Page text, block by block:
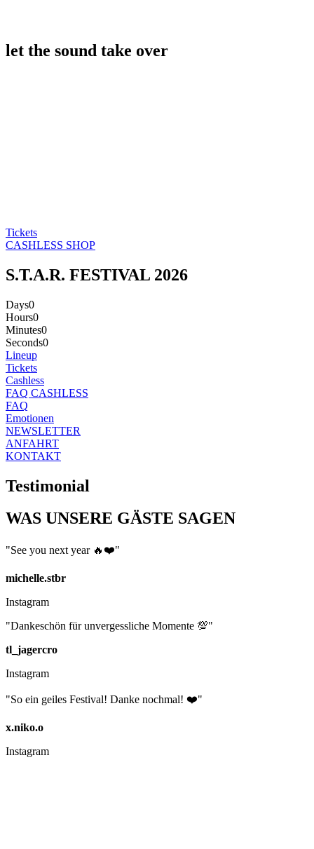
let the sound take over
Tickets
CASHLESS SHOP
S.T.A.R. FESTIVAL 2026
Days0
Hours0
Minutes0
Seconds0
Lineup
Tickets
Cashless
FAQ CASHLESS
FAQ
Emotionen
NEWSLETTER
ANFAHRT
KONTAKT
Testimonial
WAS UNSERE GÄSTE SAGEN
"See you next year 🔥❤️"
michelle.stbr
Instagram
"Dankeschön für unvergessliche Momente 💯"
tl_jagercro
Instagram
"So ein geiles Festival! Danke nochmal! ❤️"
x.niko.o
Instagram